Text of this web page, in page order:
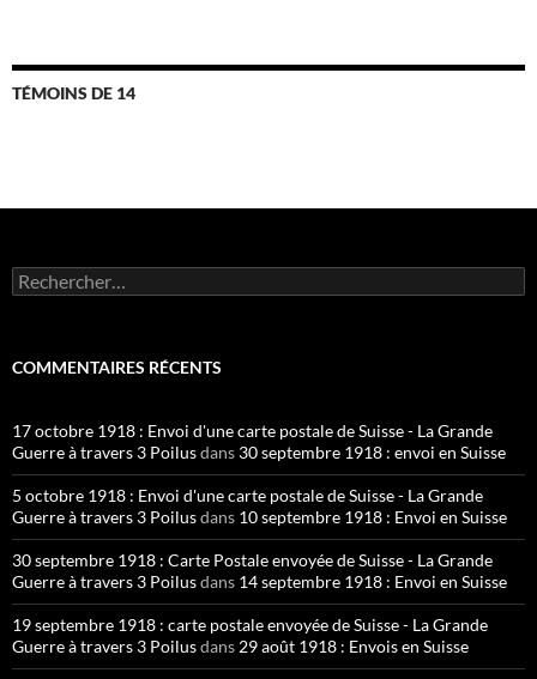
TÉMOINS DE 14
Rechercher :
COMMENTAIRES RÉCENTS
17 octobre 1918 : Envoi d'une carte postale de Suisse - La Grande
Guerre à travers 3 Poilusdans 30 septembre 1918 : envoi en Suisse
5 octobre 1918 : Envoi d'une carte postale de Suisse - La Grande
Guerre à travers 3 Poilusdans 10 septembre 1918 : Envoi en Suisse
30 septembre 1918 : Carte Postale envoyée de Suisse - La Grande
Guerre à travers 3 Poilusdans 14 septembre 1918 : Envoi en Suisse
19 septembre 1918 : carte postale envoyée de Suisse - La Grande
Guerre à travers 3 Poilusdans 29 août 1918 : Envois en Suisse